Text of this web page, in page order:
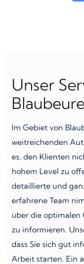
Unser
Im Gebiet von
weitreichenden
es, den Klienten
hohem Level zu
detaillierte und
erfahrene Team
über die
zu informieren.
dass Sie sich gut
Arbeit starten. Ein